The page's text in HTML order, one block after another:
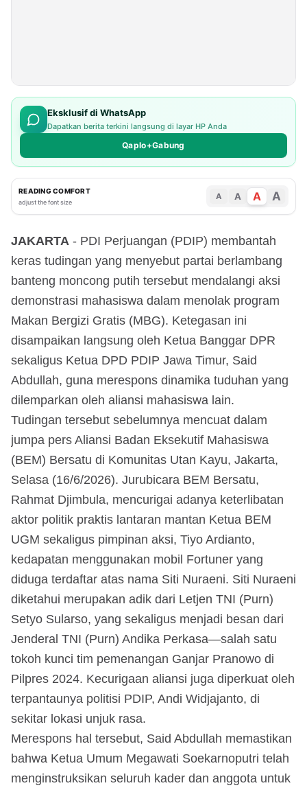
Eksklusif di WhatsApp
Dapatkan berita terkini langsung di layar HP Anda
Qaplo+Gabung
READING COMFORT
adjust the font size
A A A A
JAKARTA - PDI Perjuangan (PDIP) membantah
keras tudingan yang menyebut partai berlambang
banteng moncong putih tersebut mendalangi aksi
demonstrasi mahasiswa dalam menolak program
Makan Bergizi Gratis (MBG). Ketegasan ini
disampaikan langsung oleh Ketua Banggar DPR
sekaligus Ketua DPD PDIP Jawa Timur, Said
Abdullah, guna merespons dinamika tuduhan yang
dilemparkan oleh aliansi mahasiswa lain.
Tudingan tersebut sebelumnya mencuat dalam
jumpa pers Aliansi Badan Eksekutif Mahasiswa
(BEM) Bersatu di Komunitas Utan Kayu, Jakarta,
Selasa (16/6/2026). Jurubicara BEM Bersatu,
Rahmat Djimbula, mencurigai adanya keterlibatan
aktor politik praktis lantaran mantan Ketua BEM
UGM sekaligus pimpinan aksi, Tiyo Ardianto,
kedapatan menggunakan mobil Fortuner yang
diduga terdaftar atas nama Siti Nuraeni. Siti Nuraeni
diketahui merupakan adik dari Letjen TNI (Purn)
Setyo Sularso, yang sekaligus menjadi besan dari
Jenderal TNI (Purn) Andika Perkasa—salah satu
tokoh kunci tim pemenangan Ganjar Pranowo di
Pilpres 2024. Kecurigaan aliansi juga diperkuat oleh
terpantaunya politisi PDIP, Andi Widjajanto, di
sekitar lokasi unjuk rasa.
Merespons hal tersebut, Said Abdullah memastikan
bahwa Ketua Umum Megawati Soekarnoputri telah
menginstruksikan seluruh kader dan anggota untuk